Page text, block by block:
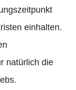
einhalten.
natürlich die